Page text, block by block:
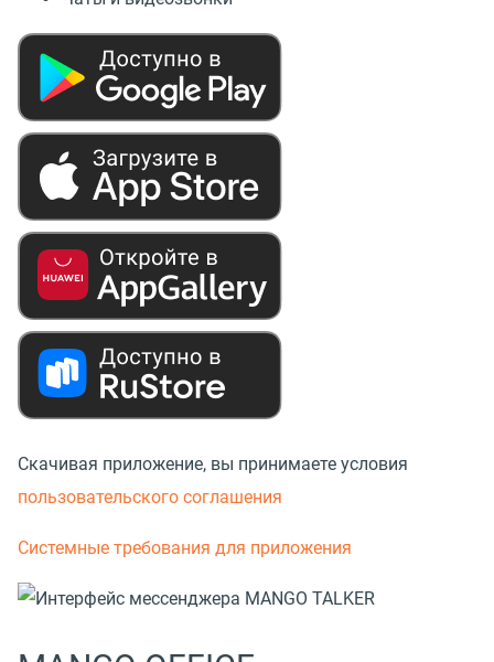
Скачивая приложение, вы принимаете условия
пользовательского соглашения
Системные требования для приложения